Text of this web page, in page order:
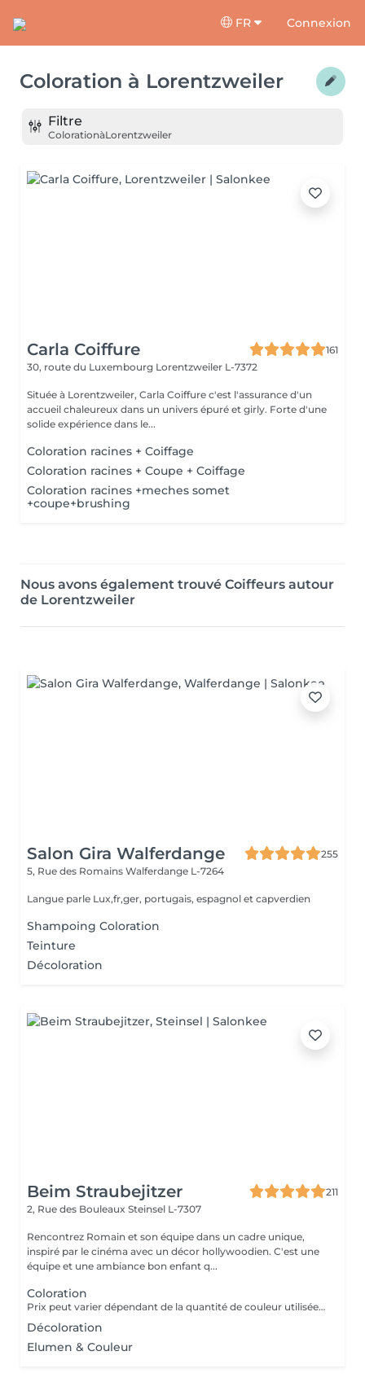
FR Connexion
Coloration à Lorentzweiler
Filtre
ColorationàLorentzweiler
Carla Coiffure
161
30, route du Luxembourg Lorentzweiler L-7372
Située à Lorentzweiler, Carla Coiffure c'est l'assurance d'un
accueil chaleureux dans un univers épuré et girly. Forte d'une
solide expérience dans le...
Coloration racines + Coiffage
Coloration racines + Coupe + Coiffage
Coloration racines +meches somet
+coupe+brushing
Nous avons également trouvé Coiffeurs autour
de Lorentzweiler
Salon Gira Walferdange
255
5, Rue des Romains Walferdange L-7264
Langue parle Lux,fr,ger, portugais, espagnol et capverdien
Shampoing Coloration
Teinture
Décoloration
Beim Straubejitzer
211
2, Rue des Bouleaux Steinsel L-7307
Rencontrez Romain et son équipe dans un cadre unique,
inspiré par le cinéma avec un décor hollywoodien. C'est une
équipe et une ambiance bon enfant q...
Coloration
Prix peut varier dépendant de la quantité de couleur utilisée (de 43,5 à 64) Prix étudiant : 35
Décoloration
Elumen & Couleur